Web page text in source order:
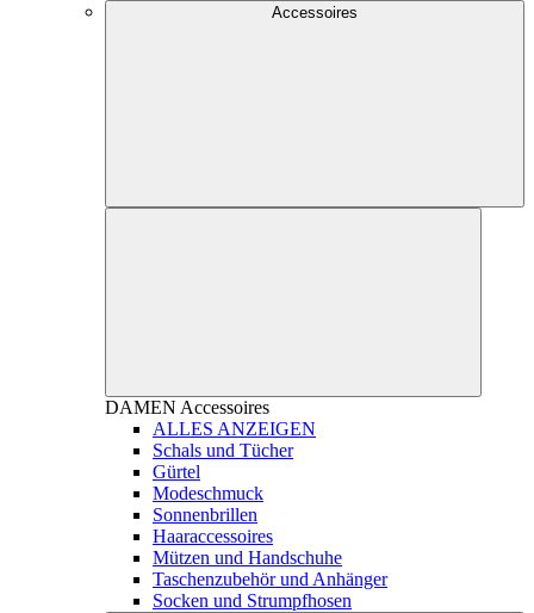
Accessoires
DAMEN Accessoires
ALLES ANZEIGEN
Schals und Tücher
Gürtel
Modeschmuck
Sonnenbrillen
Haaraccessoires
Mützen und Handschuhe
Taschenzubehör und Anhänger
Socken und Strumpfhosen